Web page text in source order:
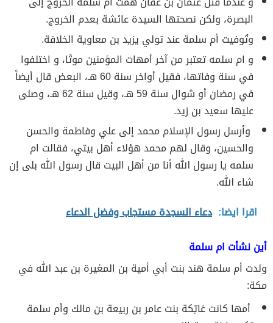
البصرة، ولكن نصحتها السيدة عائشة بعدم الخروج.
وتُوفيت أم سلمة عند تولي يزيد بن معاوية الخلافة.
و ام سلمه تعتبر من آخر أمهات المؤمنين موتًا، و اختلفوا
في سنة وفاتها، فقيل أواخر سنة 60 هـ، البعض قال أيضاً
في رمضان أو شوال سنة 59 هـ، وقيل سنة 62 هـ، وصلى
عليها سعيد بن زيد.
وأرسل رسول الإسلام محمد إلى علي وفاطمة والحسن
والحسين، وقال لهم محمد هؤلاء أهل بيتي، فقالت ام
سلمه يا رسول الله أنا من أهل البيت قال رسول الله بلى إن
شاء الله.
اقرا ايضا: دعاء السجدة مستجاب وفضل الدعاء
أين نشأت ام سلمة
ولدت أم سلمة هند بنت أبي أمية بن المغيرة بن عبد الله في
مكة:
أمها كانت عَاتِكة بنت عامر بن ربيعة بن مالك وأم سلمة